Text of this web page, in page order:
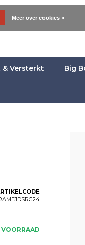
& Versterkt Big
Meer over cookies »